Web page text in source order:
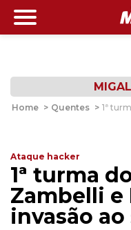
Home > Quentes > 1ª
Ataque hacker
1ª turma
Zambelli
invasão